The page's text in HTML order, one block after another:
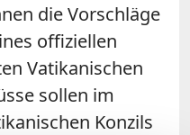
die Vorschläge
offiziellen
Vatikanischen
sollen im
Konzils